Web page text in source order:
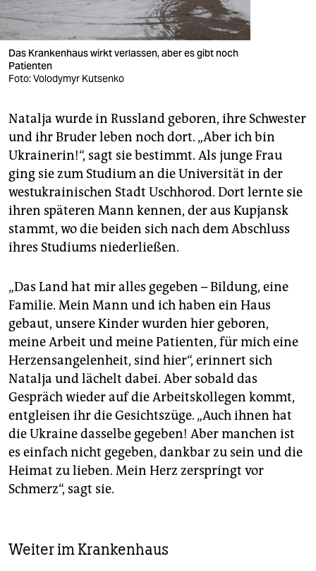
Das Krankenhaus wirkt verlassen, aber es gibt noch
Patienten
Foto: Volodymyr Kutsenko
Natalja wurde in Russland geboren, ihre Schwester
und ihr Bruder leben noch dort. „Aber ich bin
Ukrainerin!“, sagt sie bestimmt. Als junge Frau
ging sie zum Studium an die Universität in der
westukrainischen Stadt Uschhorod. Dort lernte sie
ihren späteren Mann kennen, der aus Kupjansk
stammt, wo die beiden sich nach dem Abschluss
ihres Studiums niederließen.
„Das Land hat mir alles gegeben – Bildung, eine
Familie. Mein Mann und ich haben ein Haus
gebaut, unsere Kinder wurden hier geboren,
meine Arbeit und meine Patienten, für mich eine
Herzensangelenheit, sind hier“, erinnert sich
Natalja und lächelt dabei. Aber sobald das
Gespräch wieder auf die Arbeitskollegen kommt,
entgleisen ihr die Gesichtszüge. „Auch ihnen hat
die Ukraine dasselbe gegeben! Aber manchen ist
es einfach nicht gegeben, dankbar zu sein und die
Heimat zu lieben. Mein Herz zerspringt vor
Schmerz“, sagt sie.
Weiter im Krankenhaus